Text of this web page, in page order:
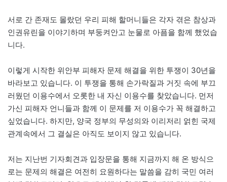
서로 간 존재도 몰랐던 우리 피해 할머니들은 각자 겪은 참상과
인권유린을 이야기하며 부둥켜안고 눈물로 아픔을 함께 했었습
니다.
이렇게 시작한 위안부 피해자 문제 해결을 위한 투쟁이 30년을
바라보고 있습니다. 이 투쟁을 통해 손가락질과 거짓 속에 부끄
러웠던 이용수에서 오롯한 내 자신 이용수를 찾았습니다. 먼저
가신 피해자 언니들과 함께 이 문제를 저 이용수가 꼭 해결하고
싶었습니다. 하지만, 양국 정부의 무성의와 이리저리 얽힌 국제
관계속에서 그 결실은 아직도 보이지 않고 있습니다.
저는 지난번 기자회견과 입장문을 통해 지금까지 해 온 방식으
로는 문제의 해결은 여전히 요원하다는 말씀을 감히 국민 여러